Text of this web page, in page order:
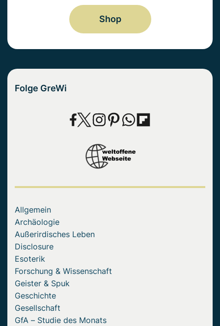
Shop
Folge GreWi
Allgemein
Archäologie
Außerirdisches Leben
Disclosure
Esoterik
Forschung & Wissenschaft
Geister & Spuk
Geschichte
Gesellschaft
GfA – Studie des Monats